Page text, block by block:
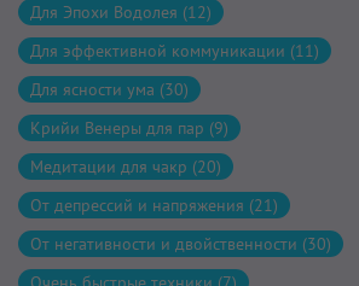
Для Эпохи Водолея (12)
Для эффективной коммуникации (11)
Для ясности ума (30)
Крийи Венеры для пар (9)
Медитации для чакр (20)
От депрессий и напряжения (21)
От негативности и двойственности (30)